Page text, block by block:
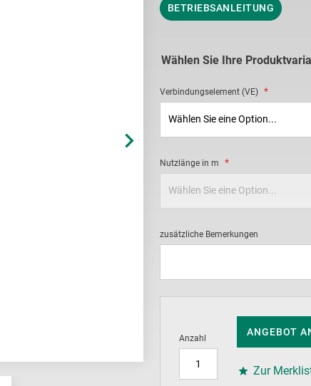
BETRIEBSANLEITUNG
Wählen Sie Ihre
Verbindungselement (VE)
Nutzlänge in m
zusätzliche Bemerkungen
Anzahl
ANGEBOT
Zur